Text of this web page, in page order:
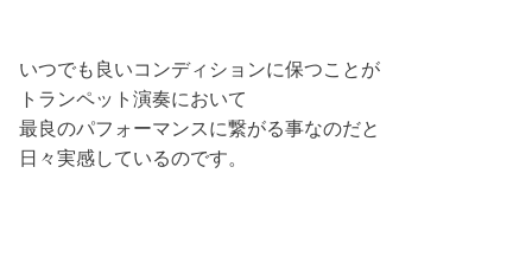
いつでも良いコンディションに保つことが
トランペット演奏において
最良のパフォーマンスに繋がる事なのだと
日々実感しているのです。